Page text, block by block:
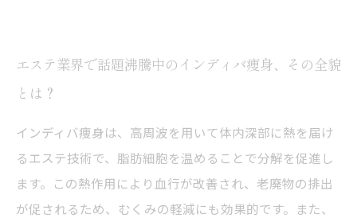
エステ業界で話題沸騰中のインディバ痩身、その全貌
とは？
インディバ痩身は、高周波を用いて体内深部に熱を届け
るエステ技術で、脂肪細胞を温めることで分解を促進し
ます。この熱作用により血行が改善され、老廃物の排出
が促されるため、むくみの軽減にも効果的です。また、